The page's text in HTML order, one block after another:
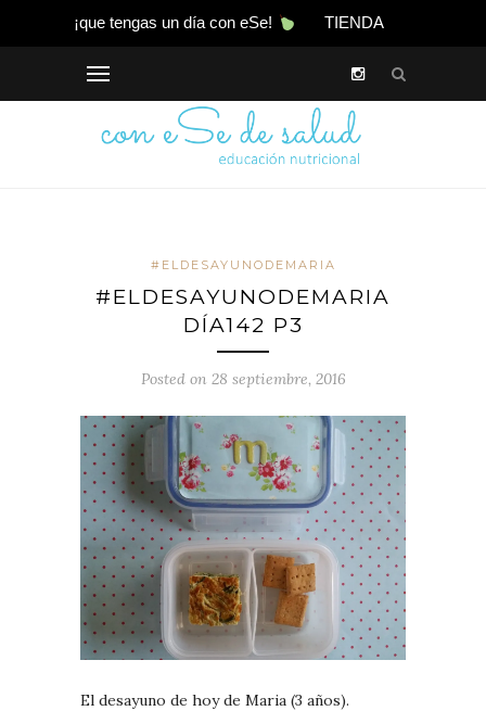
¡que tengas un día con eSe! TIENDA
#ELDESAYUNODEMARIA
#ELDESAYUNODEMARIA
DÍA142 P3
Posted on 28 septiembre, 2016
El desayuno de hoy de Maria (3 años).